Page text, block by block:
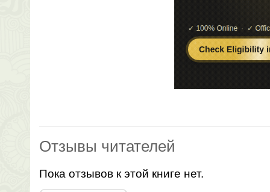
Отзывы читателей
Пока отзывов к этой книге нет.